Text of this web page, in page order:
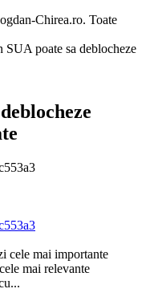
Chirea.ro. Toate
SUA poate sa deblocheze
cele mai importante
mai relevante